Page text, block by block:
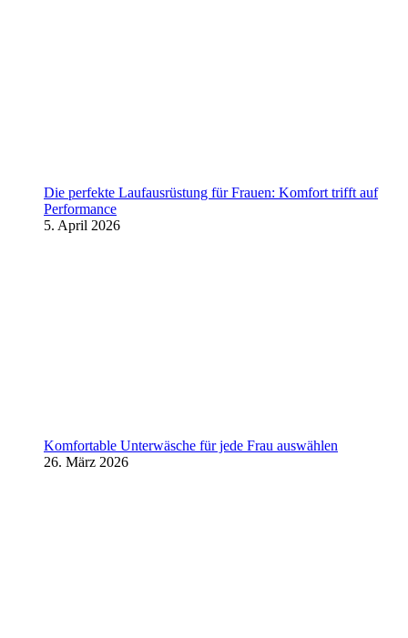
Die perfekte Laufausrüstung für Frauen: Komfort trifft auf
Performance
5. April 2026
Komfortable Unterwäsche für jede Frau auswählen
26. März 2026